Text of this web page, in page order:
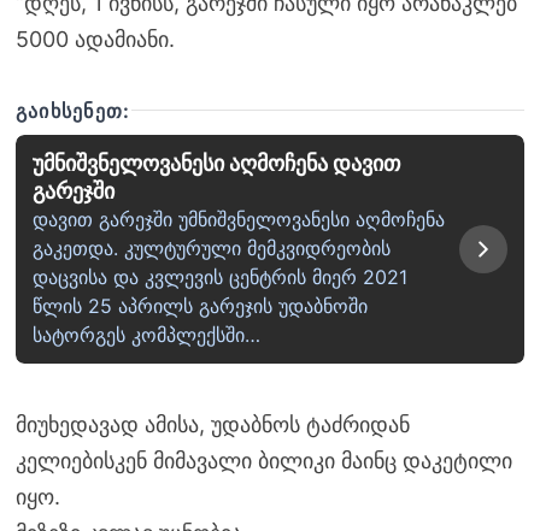
5000 ადამიანი.
ᲒᲐᲘᲮᲡᲔᲜᲔᲗ:
უმნიშვნელოვანესი აღმოჩენა დავით
გარეჯში
დავით გარეჯში უმნიშვნელოვანესი აღმოჩენა
გაკეთდა. კულტურული მემკვიდრეობის
დაცვისა და კვლევის ცენტრის მიერ 2021
წლის 25 აპრილს გარეჯის უდაბნოში
სატორგეს კომპლექსში…
მიუხედავად ამისა, უდაბნოს ტაძრიდან
კელიებისკენ მიმავალი ბილიკი მაინც დაკეტილი
იყო.